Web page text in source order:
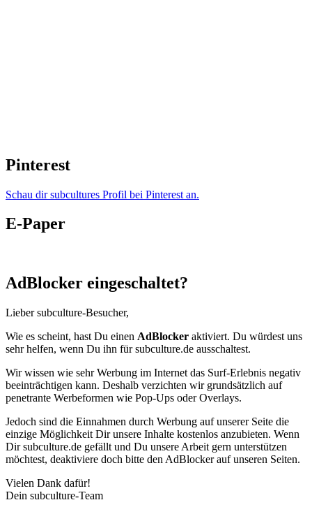
Pinterest
Schau dir subcultures Profil bei Pinterest an.
E-Paper
AdBlocker eingeschaltet?
Lieber subculture-Besucher,
Wie es scheint, hast Du einen AdBlocker aktiviert. Du würdest uns
sehr helfen, wenn Du ihn für subculture.de ausschaltest.
Wir wissen wie sehr Werbung im Internet das Surf-Erlebnis negativ
beeinträchtigen kann. Deshalb verzichten wir grundsätzlich auf
penetrante Werbeformen wie Pop-Ups oder Overlays.
Jedoch sind die Einnahmen durch Werbung auf unserer Seite die
einzige Möglichkeit Dir unsere Inhalte kostenlos anzubieten. Wenn
Dir subculture.de gefällt und Du unsere Arbeit gern unterstützen
möchtest, deaktiviere doch bitte den AdBlocker auf unseren Seiten.
Vielen Dank dafür!
Dein subculture-Team